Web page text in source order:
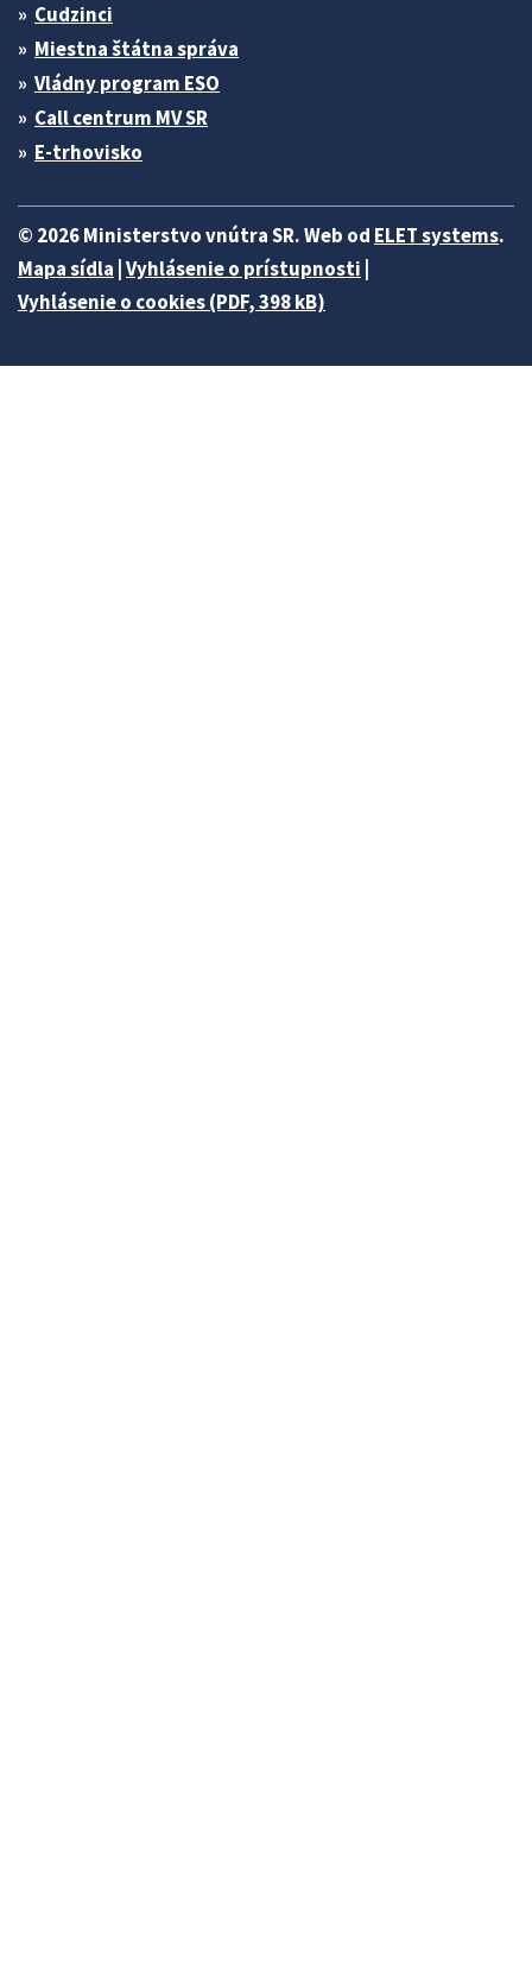
Cudzinci
Miestna štátna správa
Vládny program ESO
Call centrum MV SR
E-trhovisko
© 2026 Ministerstvo vnútra SR. Web od ELET systems.
Mapa sídla Vyhlásenie o prístupnosti
Vyhlásenie o cookies (PDF, 398 kB)